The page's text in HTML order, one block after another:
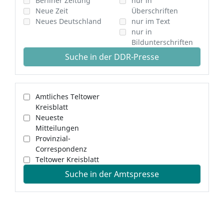
Neue Zeit
Neues Deutschland
Überschriften
nur im Text
nur in
Bildunterschriften
Suche in der DDR-Presse
Amtliches Teltower
Kreisblatt
Neueste
Mitteilungen
Provinzial-
Correspondenz
Teltower Kreisblatt
Suche in der Amtspresse